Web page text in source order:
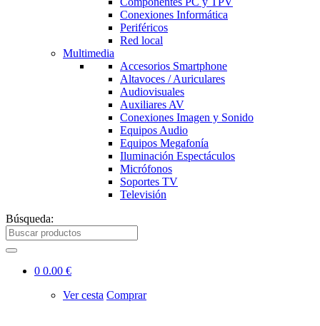
Conexiones Informática
Periféricos
Red local
Multimedia
Accesorios Smartphone
Altavoces / Auriculares
Audiovisuales
Auxiliares AV
Conexiones Imagen y Sonido
Equipos Audio
Equipos Megafonía
Iluminación Espectáculos
Micrófonos
Soportes TV
Televisión
Búsqueda:
0 0.00 €
Ver cesta Comprar